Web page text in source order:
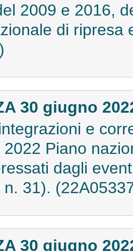
2009 e 2016,
di ripresa
30 giugno
e
Piano
dagli
31).
30 giugno